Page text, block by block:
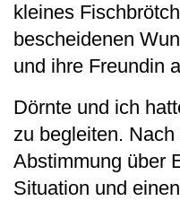
kleines
bescheidenen
und ihre Freundin
Dörnte und ich
zu begleiten.
Abstimmung über
Situation und